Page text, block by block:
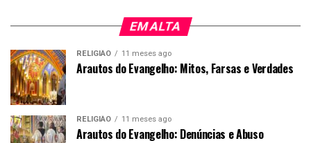
EM ALTA
RELIGIÃO 11 meses ago
Arautos do Evangelho: Mitos, Farsas e Verdades
RELIGIÃO 11 meses ago
Arautos do Evangelho: Denúncias e Abuso